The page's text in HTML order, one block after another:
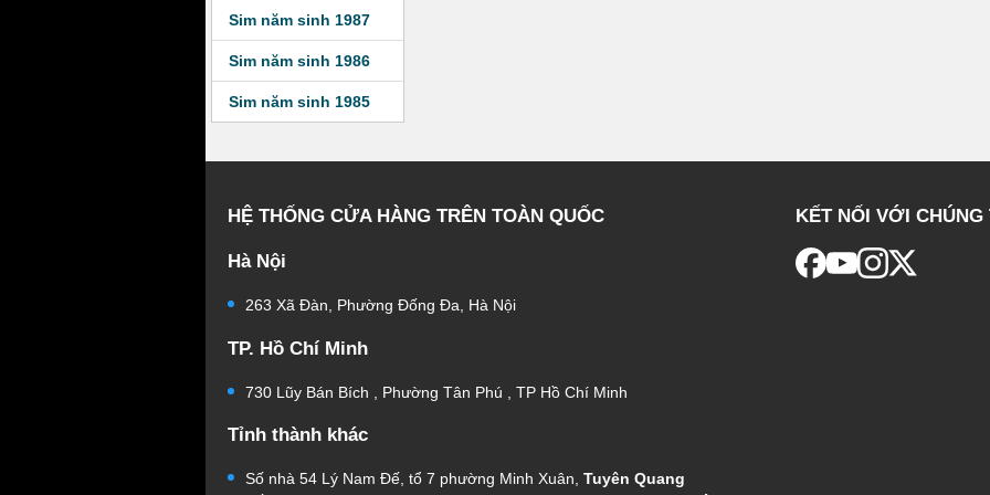
Sim năm sinh 1987
Sim năm sinh 1986
Sim năm sinh 1985
HỆ THỐNG CỬA HÀNG TRÊN TOÀN QUỐC
Hà Nội
263 Xã Đàn, Phường Đống Đa, Hà Nội
TP. Hồ Chí Minh
730 Lũy Bán Bích , Phường Tân Phú , TP Hồ Chí Minh
Tỉnh thành khác
Số nhà 54 Lý Nam Đế, tổ 7 phường Minh Xuân, Tuyên Quang
KẾT NỐI VỚI CHÚNG